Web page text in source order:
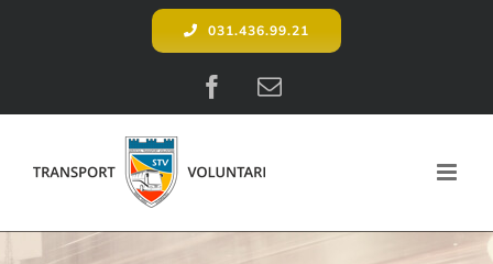
031.436.99.21
Facebook
E-
mail: